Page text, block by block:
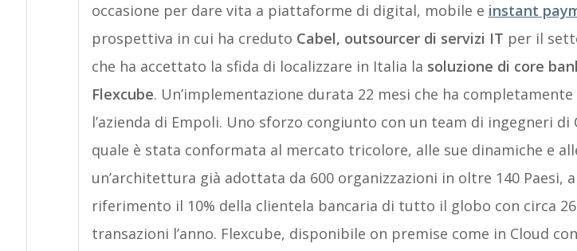
occasione per dare vita a piattaforme di digital, mobile e instant
prospettiva in cui ha creduto Cabel, outsourcer di servizi IT per il
che ha accettato la sfida di localizzare in Italia la soluzione di core
Flexcube. Un’implementazione durata 22 mesi che ha
l’azienda di Empoli. Uno sforzo congiunto con un team di ingegneri di
quale è stata conformata al mercato tricolore, alle sue dinamiche e
un’architettura già adottata da 600 organizzazioni in oltre 140 Paesi,
riferimento il 10% della clientela bancaria di tutto il globo con circa
transazioni l’anno. Flexcube, disponibile on premise come in Cloud